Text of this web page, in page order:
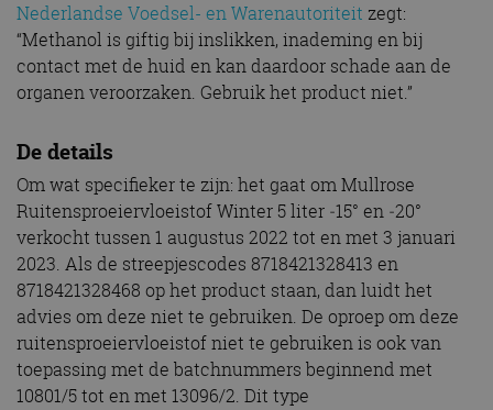
Nederlandse Voedsel- en Warenautoriteit zegt:
“Methanol is giftig bij inslikken, inademing en bij
contact met de huid en kan daardoor schade aan de
organen veroorzaken. Gebruik het product niet.”
De details
Om wat specifieker te zijn: het gaat om Mullrose
Ruitensproeiervloeistof Winter 5 liter ‐15° en ‐20°
verkocht tussen 1 augustus 2022 tot en met 3 januari
2023. Als de streepjescodes 8718421328413 en
8718421328468 op het product staan, dan luidt het
advies om deze niet te gebruiken. De oproep om deze
ruitensproeiervloeistof niet te gebruiken is ook van
toepassing met de batchnummers beginnend met
10801/5 tot en met 13096/2. Dit type